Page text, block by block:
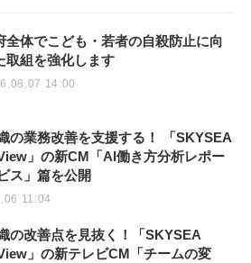
全体でこども・若者の自殺防止に向
取組を強化します
14:00
の業務改善を支援する！ 「SKYSEA
」の新CM「AI働き方分析レポー
ス」篇を公開
11:04
の改善点を見抜く！「SKYSEA
」の新テレビCM「チームの変